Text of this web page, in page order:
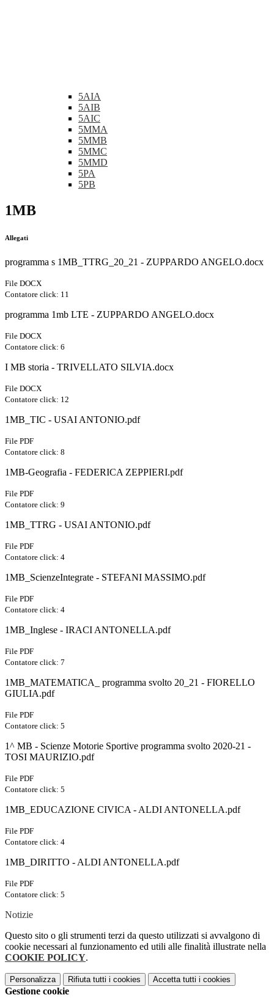
5AIA
5AIB
5AIC
5MMA
5MMB
5MMC
5MMD
5PA
5PB
1MB
Allegati
programma s 1MB_TTRG_20_21 - ZUPPARDO ANGELO.docx
File DOCX
Contatore click: 11
programma 1mb LTE - ZUPPARDO ANGELO.docx
File DOCX
Contatore click: 6
I MB storia - TRIVELLATO SILVIA.docx
File DOCX
Contatore click: 12
1MB_TIC - USAI ANTONIO.pdf
File PDF
Contatore click: 8
1MB-Geografia - FEDERICA ZEPPIERI.pdf
File PDF
Contatore click: 9
1MB_TTRG - USAI ANTONIO.pdf
File PDF
Contatore click: 4
1MB_ScienzeIntegrate - STEFANI MASSIMO.pdf
File PDF
Contatore click: 4
1MB_Inglese - IRACI ANTONELLA.pdf
File PDF
Contatore click: 7
1MB_MATEMATICA_ programma svolto 20_21 - FIORELLO
GIULIA.pdf
File PDF
Contatore click: 5
1^ MB - Scienze Motorie Sportive programma svolto 2020-21 -
TOSI MAURIZIO.pdf
File PDF
Contatore click: 5
1MB_EDUCAZIONE CIVICA - ALDI ANTONELLA.pdf
File PDF
Contatore click: 4
1MB_DIRITTO - ALDI ANTONELLA.pdf
File PDF
Contatore click: 5
Notizie
Questo sito o gli strumenti terzi da questo utilizzati si avvalgono di
cookie necessari al funzionamento ed utili alle finalità illustrate nella
COOKIE POLICY.
Personalizza Rifiuta tutti i cookies Accetta tutti i cookies
Gestione cookie